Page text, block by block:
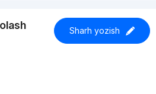
Sharh yozish